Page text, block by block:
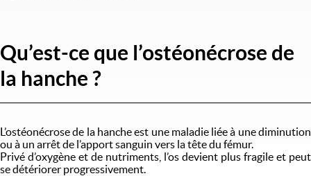
Qu’est-ce que l’ostéonécrose de
la hanche ?
L’ostéonécrose de la hanche est une maladie liée à une diminution
ou à un arrêt de l’apport sanguin vers la tête du fémur.
Privé d’oxygène et de nutriments, l’os devient plus fragile et peut
se détériorer progressivement.